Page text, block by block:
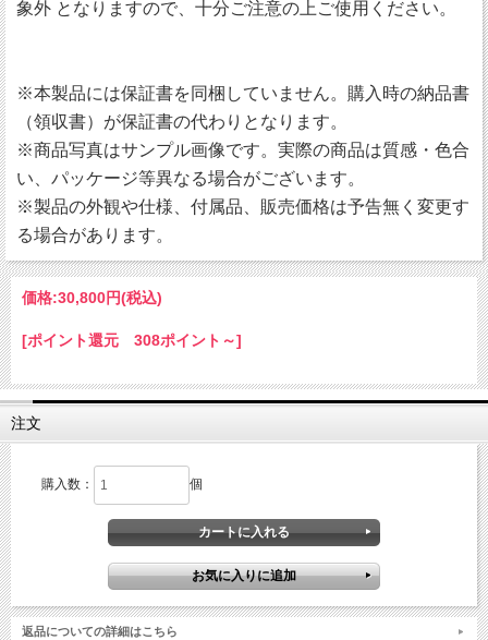
象外 となりますので、十分ご注意の上ご使用ください。
※本製品には保証書を同梱していません。購入時の納品書
（領収書）が保証書の代わりとなります。
※商品写真はサンプル画像です。実際の商品は質感・色合
い、パッケージ等異なる場合がございます。
※製品の外観や仕様、付属品、販売価格は予告無く変更す
る場合があります。
価格:30,800円(税込)
[ポイント還元 308ポイント～]
注文
購入数： 個
返品についての詳細はこちら